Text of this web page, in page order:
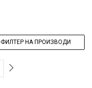
ФИЛТЕР НА ПРОИЗВОДИ